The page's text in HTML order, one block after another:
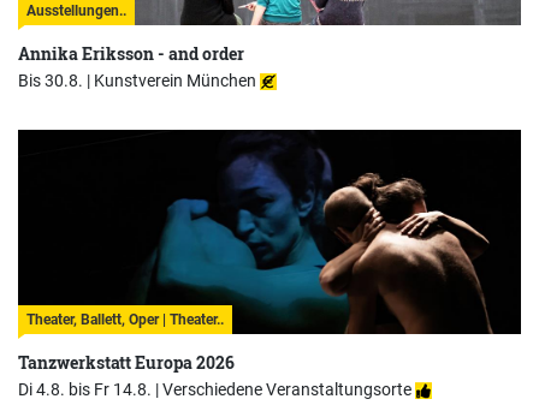
Ausstellungen..
Annika Eriksson - and order
Bis 30.8. | Kunstverein München
Theater, Ballett, Oper | Theater..
Tanzwerkstatt Europa 2026
Di 4.8. bis Fr 14.8. |Verschiedene Veranstaltungsorte